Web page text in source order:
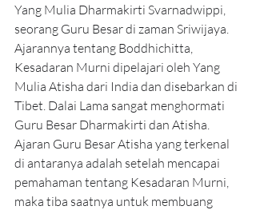
Yang Mulia Dharmakirti Svarnadwippi,
seorang Guru Besar di zaman Sriwijaya.
Ajarannya tentang Boddhichitta,
Kesadaran Murni dipelajari oleh Yang
Mulia Atisha dari India dan disebarkan di
Tibet. Dalai Lama sangat menghormati
Guru Besar Dharmakirti dan Atisha.
Ajaran Guru Besar Atisha yang terkenal
di antaranya adalah setelah mencapai
pemahaman tentang Kesadaran Murni,
maka tiba saatnya untuk membuang